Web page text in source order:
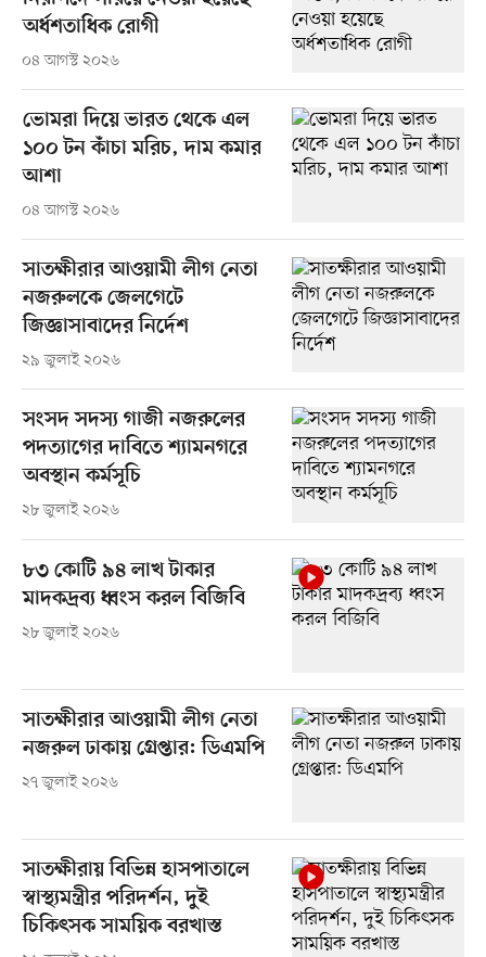
অর্ধশতাধিক রোগী
০৪ আগস্ট ২০২৬
ভোমরা দিয়ে ভারত থেকে এল
১০০ টন কাঁচা মরিচ, দাম কমার
আশা
০৪ আগস্ট ২০২৬
সাতক্ষীরার আওয়ামী লীগ নেতা
নজরুলকে জেলগেটে
জিজ্ঞাসাবাদের নির্দেশ
২৯ জুলাই ২০২৬
সংসদ সদস্য গাজী নজরুলের
পদত্যাগের দাবিতে শ্যামনগরে
অবস্থান কর্মসূচি
২৮ জুলাই ২০২৬
৮৩ কোটি ৯৪ লাখ টাকার
মাদকদ্রব্য ধ্বংস করল বিজিবি
২৮ জুলাই ২০২৬
সাতক্ষীরার আওয়ামী লীগ নেতা
নজরুল ঢাকায় গ্রেপ্তার: ডিএমপি
২৭ জুলাই ২০২৬
সাতক্ষীরায় বিভিন্ন হাসপাতালে
স্বাস্থ্যমন্ত্রীর পরিদর্শন, দুই
চিকিৎসক সাময়িক বরখাস্ত